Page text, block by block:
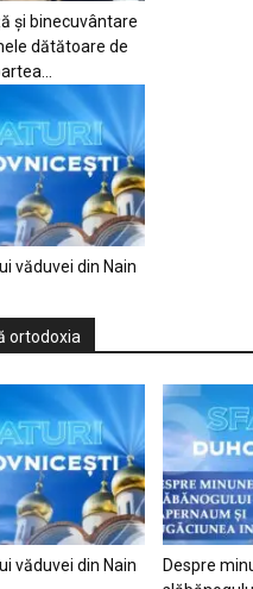
și binecuvântare
dătătoare de
văduvei din Nain
ortodoxia
văduvei din Nain
Despre